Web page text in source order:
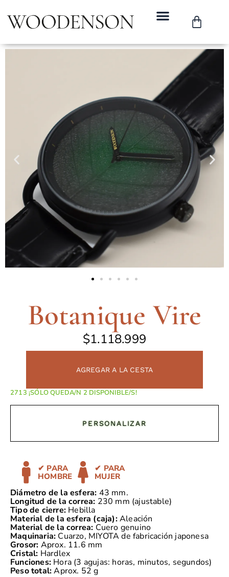
Botanique Vire
$1.118.999
AGREGAR A LA CESTA
¡SÓLO QUEDA/N 2 DISPONIBLE/S!
PERSONALIZAR
✔ PARA
HOMBRE
✔ PARA
MUJER
Diámetro de la esfera: 43 mm.
Longitud de la correa: 230 mm (ajustable)
Tipo de cierre: Hebilla
Material de la esfera (caja):Aleación
Material de la correa: Cuero genuino
Maquinaria: Cuarzo, MIYOTA de fabricación japonesa
Grosor: Aprox. 11.6 mm
Cristal: Hardlex
Funciones: Hora (3 agujas: horas, minutos, segundos)
Peso total:Aprox. 52 g